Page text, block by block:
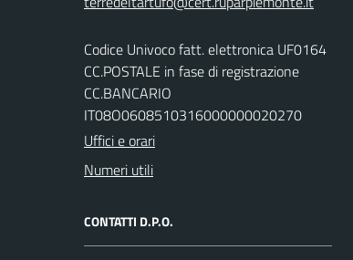
Codice Univoco fatt. elettronica UF0164
CC.POSTALE in fase di registrazione
CC.BANCARIO
IT08O0608510316000000020270
Uffici e orari
Numeri utili
CONTATTI D.P.O.